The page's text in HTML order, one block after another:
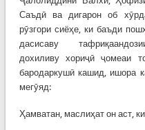
Саъдӣ ва дигарон об
рӯзгори сиёҳе, ки баъди
дасисаву
дохиливу хориҷӣ ҷомеаи
бародаркушӣ кашид, ишора
мегӯяд:
Ҳамватан, маслиҳат он аст,